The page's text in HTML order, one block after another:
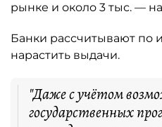
рынке и около 3 тыс. —
Банки рассчитывают по
нарастить выдачи.
"Даже с учётом
государственных